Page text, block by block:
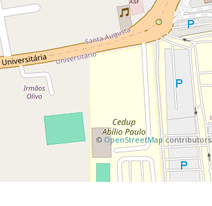
© OpenStreetMapcontributors